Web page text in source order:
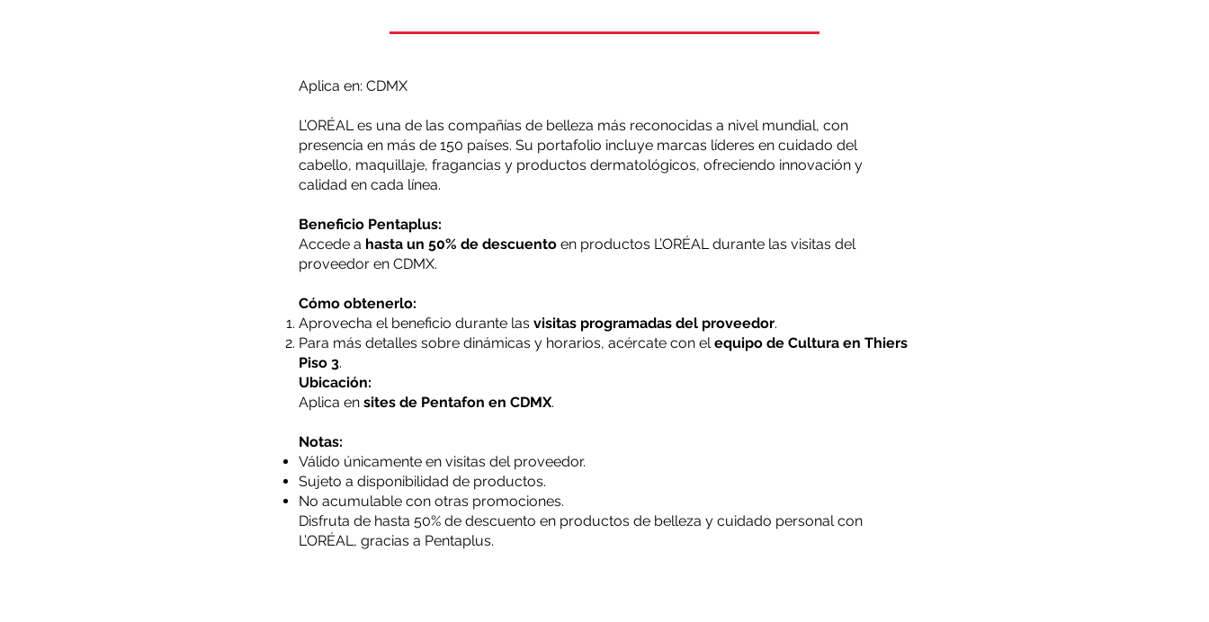
Aplica en: CDMX
L’ORÉAL es una de las compañías de belleza más reconocidas a nivel mundial, con
presencia en más de 150 países. Su portafolio incluye marcas líderes en cuidado del
cabello, maquillaje, fragancias y productos dermatológicos, ofreciendo innovación y
calidad en cada línea.
Beneficio Pentaplus:
Accede a hasta un 50% de descuento en productos L’ORÉAL durante las visitas del
proveedor en CDMX.
Cómo obtenerlo:
Aprovecha el beneficio durante las visitas programadas del proveedor.
Para más detalles sobre dinámicas y horarios, acércate con elequipo de Cultura en Thiers
Piso 3.
Ubicación:
Aplica en sites de Pentafon en CDMX.
Notas:
Válido únicamente en visitas del proveedor.
Sujeto a disponibilidad de productos.
No acumulable con otras promociones.
Disfruta de hasta 50% de descuento en productos de belleza y cuidado personal con
L’ORÉAL, gracias a Pentaplus.